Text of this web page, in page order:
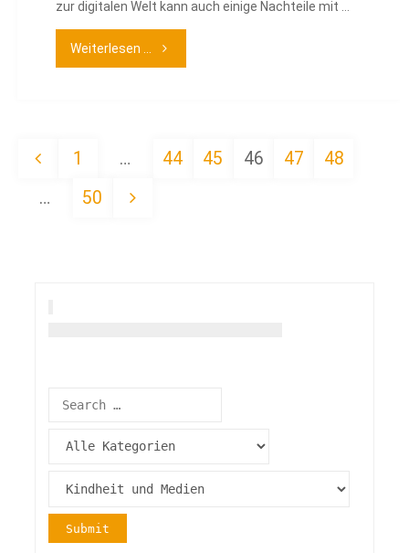
zur digitalen Welt kann auch einige Nachteile mit …
Weiterlesen ... "Kinderleicht
online"
Seitennummerierung
1 … 44 45 46 47
48
…
50